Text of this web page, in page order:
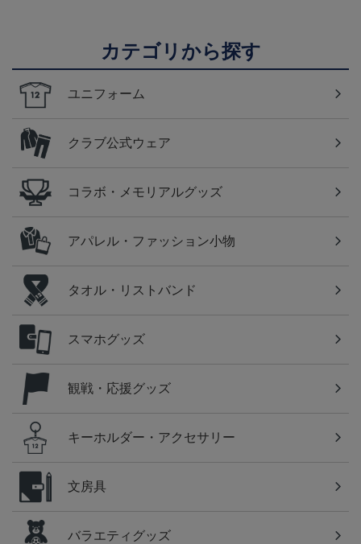
カテゴリから探す
ユニフォーム
クラブ公式ウェア
コラボ・メモリアルグッズ
アパレル・ファッション小物
タオル・リストバンド
スマホグッズ
観戦・応援グッズ
キーホルダー・アクセサリー
文房具
バラエティグッズ